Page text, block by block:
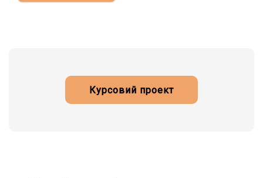
Курсовий проект